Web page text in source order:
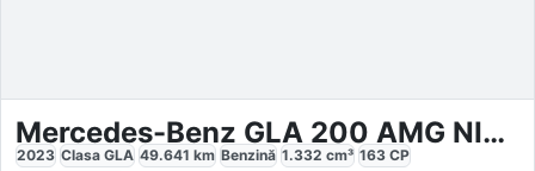
Mercedes-Benz GLA 200 AMG NIGHT
2023 Clasa GLA 49.641 km Benzină 1.332 cm³ 163 CP